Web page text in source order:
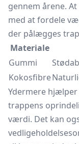
gennem årene.
med at fordele
der pålægges
Materiale
Gummi
Kokosfibre
Ydermere
trappens
værdi. Det kan